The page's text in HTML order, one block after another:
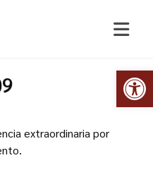
extraordinaria por